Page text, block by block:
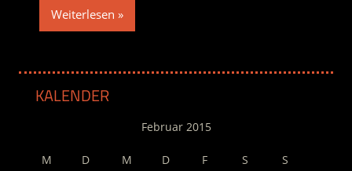
Weiterlesen
KALENDER
Februar 2015
M D M D F S
S